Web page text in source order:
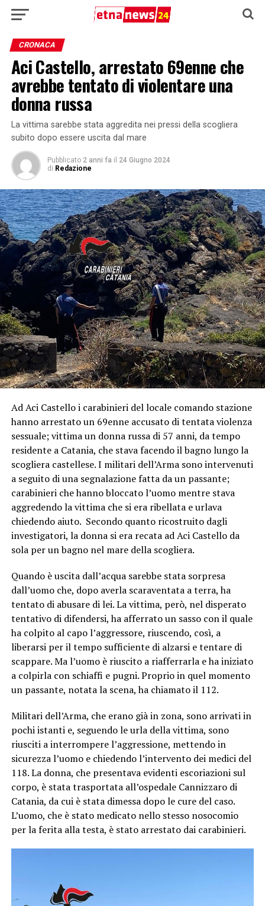
CRONACA
Aci Castello, arrestato 69enne che
avrebbe tentato di violentare una
donna russa
La vittima sarebbe stata aggredita nei pressi della scogliera
subito dopo essere uscita dal mare
Pubblicato 2 anni fa il 24 Giugno 2024
di Redazione
Ad Aci Castello i carabinieri del locale comando stazione
hanno arrestato un 69enne accusato di tentata violenza
sessuale; vittima un donna russa di 57 anni, da tempo
residente a Catania, che stava facendo il bagno lungo la
scogliera castellese. I militari dell’Arma sono intervenuti
a seguito di una segnalazione fatta da un passante;
carabinieri che hanno bloccato l’uomo mentre stava
aggredendo la vittima che si era ribellata e urlava
chiedendo aiuto. Secondo quanto ricostruito dagli
investigatori, la donna si era recata ad Aci Castello da
sola per un bagno nel mare della scogliera.
Quando è uscita dall’acqua sarebbe stata sorpresa
dall’uomo che, dopo averla scaraventata a terra, ha
tentato di abusare di lei. La vittima, però, nel disperato
tentativo di difendersi, ha afferrato un sasso con il quale
ha colpito al capo l’aggressore, riuscendo, così, a
liberarsi per il tempo sufficiente di alzarsi e tentare di
scappare. Ma l’uomo è riuscito a riafferrarla e ha iniziato
a colpirla con schiaffi e pugni. Proprio in quel momento
un passante, notata la scena, ha chiamato il 112.
Militari dell’Arma, che erano già in zona, sono arrivati in
pochi istanti e, seguendo le urla della vittima, sono
riusciti a interrompere l’aggressione, mettendo in
sicurezza l’uomo e chiedendo l’intervento dei medici del
118. La donna, che presentava evidenti escoriazioni sul
corpo, è stata trasportata all’ospedale Cannizzaro di
Catania, da cui è stata dimessa dopo le cure del caso.
L’uomo, che è stato medicato nello stesso nosocomio
per la ferita alla testa, è stato arrestato dai carabinieri.